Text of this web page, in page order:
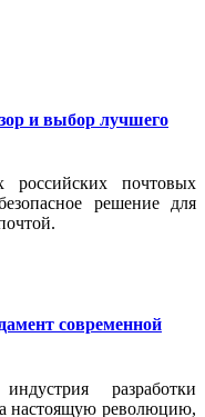
и выбор лучшего
российских почтовых
решение для
современной
разработки
настоящую революцию,